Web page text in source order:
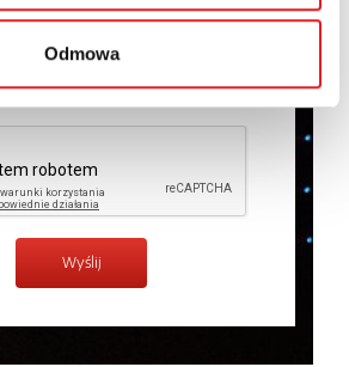
Odmowa
danych osobowych wPolityce
z treściąPolityki Prywatności*